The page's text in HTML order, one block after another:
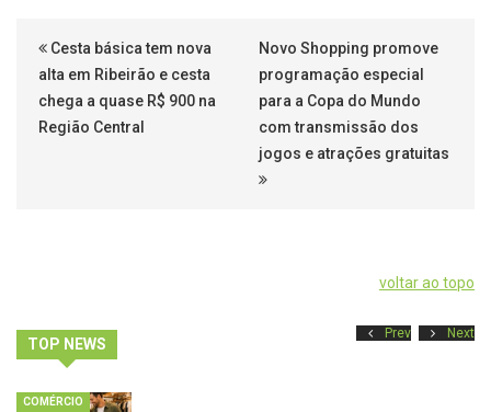
Cesta básica tem nova
alta em Ribeirão e cesta
chega a quase R$ 900 na
Região Central
Novo Shopping promove
programação especial
para a Copa do Mundo
com transmissão dos
jogos e atrações gratuitas
voltar ao topo
TOP NEWS
Prev Next
COMÉRCIO